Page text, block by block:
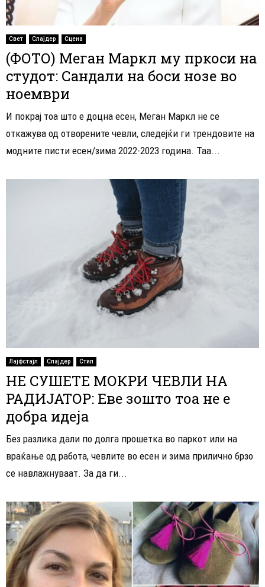
Свет Слајдер Сцена
(ФОТО) Меган Маркл му пркоси на
студот: Сандали на боси нозе во
ноември
И покрај тоа што е доцна есен, Меган Маркл не се
откажува од отворените чевли, следејќи ги трендовите на
модните писти есен/зима 2022-2023 година. Таа...
Лајфстајл Слајдер Стил
НЕ СУШЕТЕ МОКРИ ЧЕВЛИ НА
РАДИЈАТОР: Еве зошто тоа не е
добра идеја
Без разлика дали по долга прошетка во паркот или на
враќање од работа, чевлите во есен и зима прилично брзо
се навлажнуваат. За да ги...